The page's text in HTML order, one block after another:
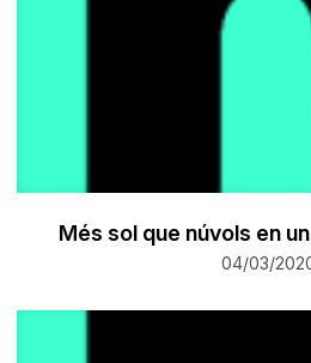
Més sol que núvols en
04/03/